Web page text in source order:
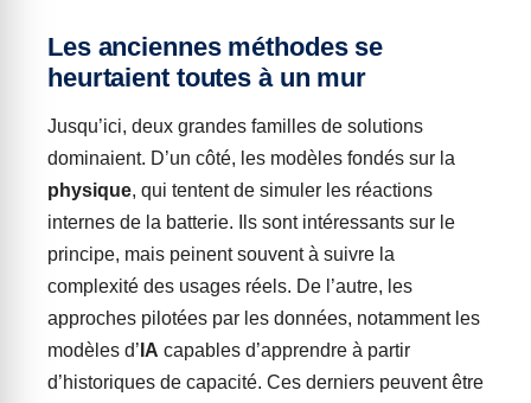
Les anciennes méthodes se
heurtaient toutes à un mur
Jusqu’ici, deux grandes familles de solutions
dominaient. D’un côté, les modèles fondés sur la
physique, qui tentent de simuler les réactions
internes de la batterie. Ils sont intéressants sur le
principe, mais peinent souvent à suivre la
complexité des usages réels. De l’autre, les
approches pilotées par les données, notamment les
modèles d’ IA capables d’apprendre à partir
d’historiques de capacité. Ces derniers peuvent être